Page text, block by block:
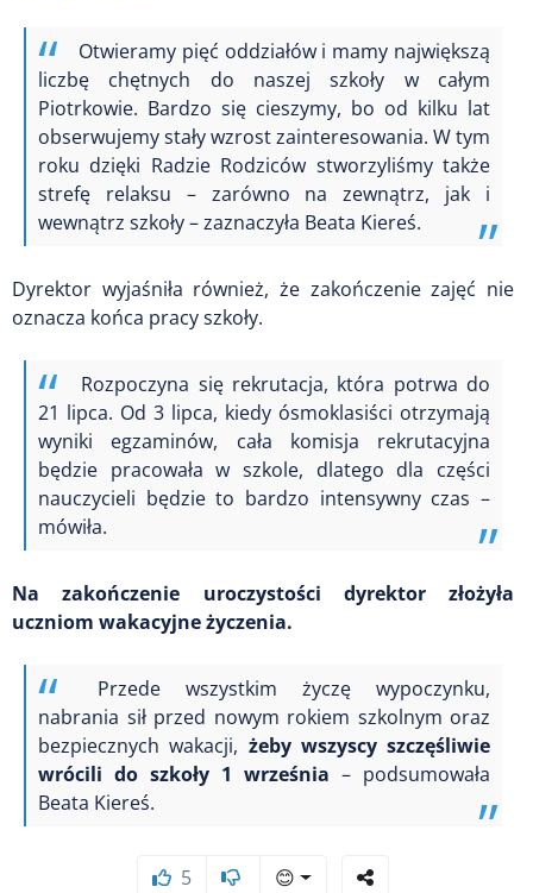
Otwieramy pięć oddziałów i mamy największą
liczbę chętnych do naszej szkoły w całym
Piotrkowie. Bardzo się cieszymy, bo od kilku lat
obserwujemy stały wzrost zainteresowania. W tym
roku dzięki Radzie Rodziców stworzyliśmy także
strefę relaksu – zarówno na zewnątrz, jak i
wewnątrz szkoły – zaznaczyła Beata Kiereś.
Dyrektor wyjaśniła również, że zakończenie zajęć nie
oznacza końca pracy szkoły.
Rozpoczyna się rekrutacja, która potrwa do
21 lipca. Od 3 lipca, kiedy ósmoklasiści otrzymają
wyniki egzaminów, cała komisja rekrutacyjna
będzie pracowała w szkole, dlatego dla części
nauczycieli będzie to bardzo intensywny czas –
mówiła.
Na zakończenie uroczystości dyrektor złożyła
uczniom wakacyjne życzenia.
Przede wszystkim życzę wypoczynku,
nabrania sił przed nowym rokiem szkolnym oraz
bezpiecznych wakacji, żeby wszyscy szczęśliwie
wrócili do szkoły 1 września – podsumowała
Beata Kiereś.
5 😊